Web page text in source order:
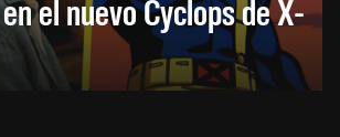
el nuevo Cyclops de X-